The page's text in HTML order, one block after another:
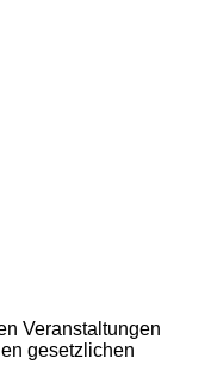
Veranstaltungen
gesetzlichen